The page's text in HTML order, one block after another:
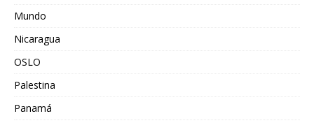
Mundo
Nicaragua
OSLO
Palestina
Panamá